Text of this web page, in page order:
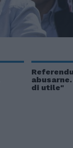
di utile"